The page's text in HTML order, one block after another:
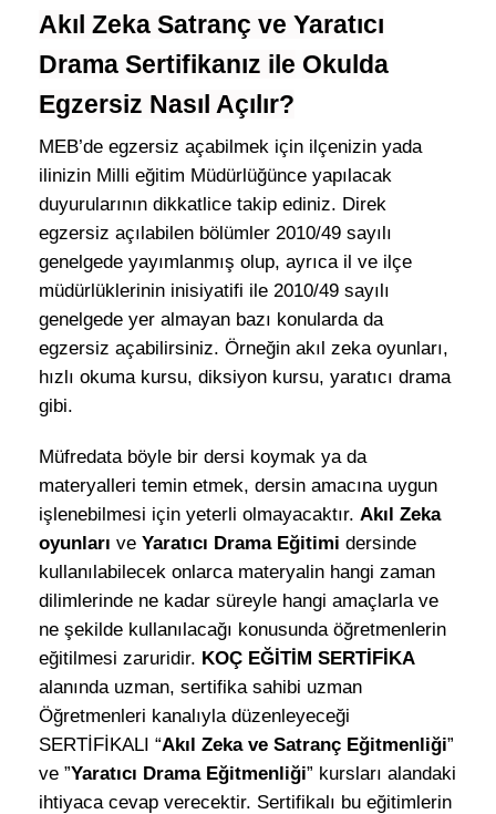
Akıl Zeka Satranç ve Yaratıcı
Drama Sertifikanız ile Okulda
Egzersiz Nasıl Açılır?
MEB’de egzersiz açabilmek için ilçenizin yada
ilinizin Milli eğitim Müdürlüğünce yapılacak
duyurularının dikkatlice takip ediniz. Direk
egzersiz açılabilen bölümler 2010/49 sayılı
genelgede yayımlanmış olup, ayrıca il ve ilçe
müdürlüklerinin inisiyatifi ile 2010/49 sayılı
genelgede yer almayan bazı konularda da
egzersiz açabilirsiniz. Örneğin akıl zeka oyunları,
hızlı okuma kursu, diksiyon kursu, yaratıcı drama
gibi.
Müfredata böyle bir dersi koymak ya da
materyalleri temin etmek, dersin amacına uygun
işlenebilmesi için yeterli olmayacaktır. Akıl Zeka
oyunları ve Yaratıcı Drama Eğitimi dersinde
kullanılabilecek onlarca materyalin hangi zaman
dilimlerinde ne kadar süreyle hangi amaçlarla ve
ne şekilde kullanılacağı konusunda öğretmenlerin
eğitilmesi zaruridir. KOÇ EĞİTİM SERTİFİKA
alanında uzman, sertifika sahibi uzman
Öğretmenleri kanalıyla düzenleyeceği
SERTİFİKALI “Akıl Zeka ve Satranç Eğitmenliği”
ve ”Yaratıcı Drama Eğitmenliği” kursları alandaki
ihtiyaca cevap verecektir. Sertifikalı bu eğitimlerin